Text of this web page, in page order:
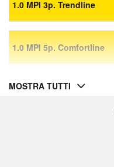
1.0 MPI 3p. Trendline
1.0 MPI 5p. Comfortline
MOSTRA TUTTI